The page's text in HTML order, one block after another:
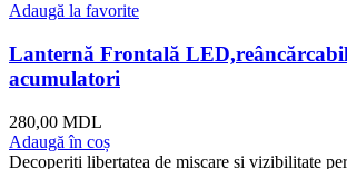
Adaugă la favorite
Lanternă Frontală
acumulatori
280,00 MDL
Adaugă în coș
Decoperiți libertatea de mișcare și vizibilitate